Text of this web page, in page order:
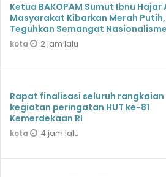
Ketua BAKOPAM Sumut Ibnu Hajar
Masyarakat Kibarkan Merah Putih,
Teguhkan Semangat Nasionalisme
kota 2 jam lalu
Rapat finalisasi seluruh rangkaian
kegiatan peringatan HUT ke-81
Kemerdekaan RI
kota 4 jam lalu